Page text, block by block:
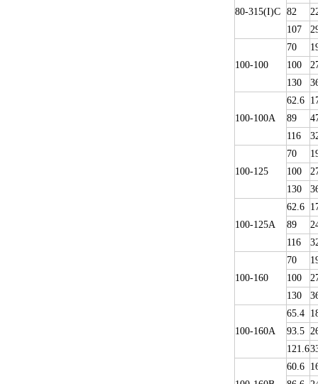
80-315(I)C 82
107
100-100
70
100
130
100-100A
62.6
89
116
100-125
70
100
130
100-125A
62.6
89
116
100-160
70
100
130
100-160A
65.4
93.5
121.6
60.6